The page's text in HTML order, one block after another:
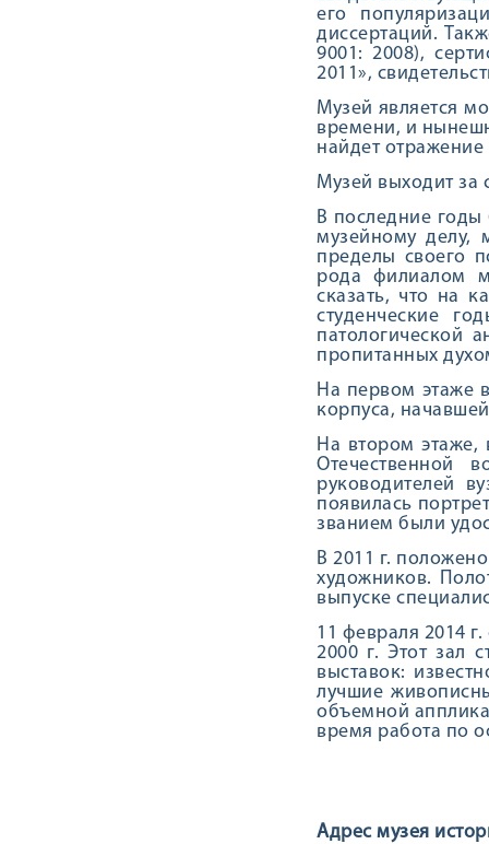
его
диссертаций.
9001: 2008),
2011»,
Музей является
времени, и
найдет
Музей выходит за
В последние годы
музейному делу,
пределы своего
рода филиалом
сказать, что на
студенческие
патологической
пропитанных
На первом этаже
корпуса,
На втором этаже,
Отечественной
руководителей
появилась
званием были
В 2011 г.
художников.
выпуске
11 февраля 2014
2000 г. Этот зал
выставок:
лучшие
объемной
время работа по
Адрес музея